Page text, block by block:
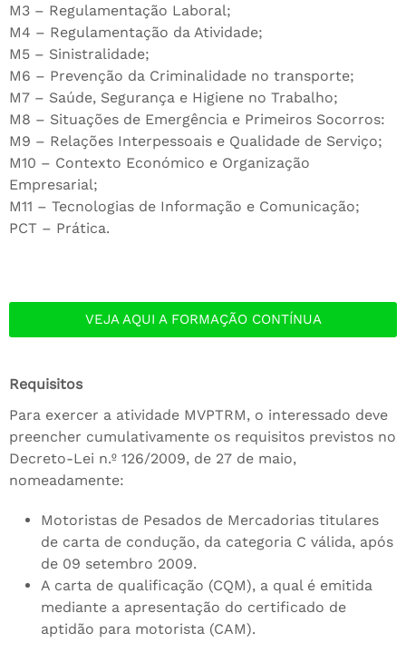
M3 – Regulamentação Laboral;
M4 – Regulamentação da Atividade;
M5 – Sinistralidade;
M6 – Prevenção da Criminalidade no transporte;
M7 – Saúde, Segurança e Higiene no Trabalho;
M8 – Situações de Emergência e Primeiros Socorros:
M9 – Relações Interpessoais e Qualidade de Serviço;
M10 – Contexto Económico e Organização
Empresarial;
M11 – Tecnologias de Informação e Comunicação;
PCT – Prática.
VEJA AQUI A FORMAÇÃO CONTÍNUA
Requisitos
Para exercer a atividade MVPTRM, o interessado deve
preencher cumulativamente os requisitos previstos no
Decreto-Lei n.º 126/2009, de 27 de maio,
nomeadamente:
Motoristas de Pesados de Mercadorias titulares
de carta de condução, da categoria C válida, após
de 09 setembro 2009.
A carta de qualificação (CQM), a qual é emitida
mediante a apresentação do certificado de
aptidão para motorista (CAM).